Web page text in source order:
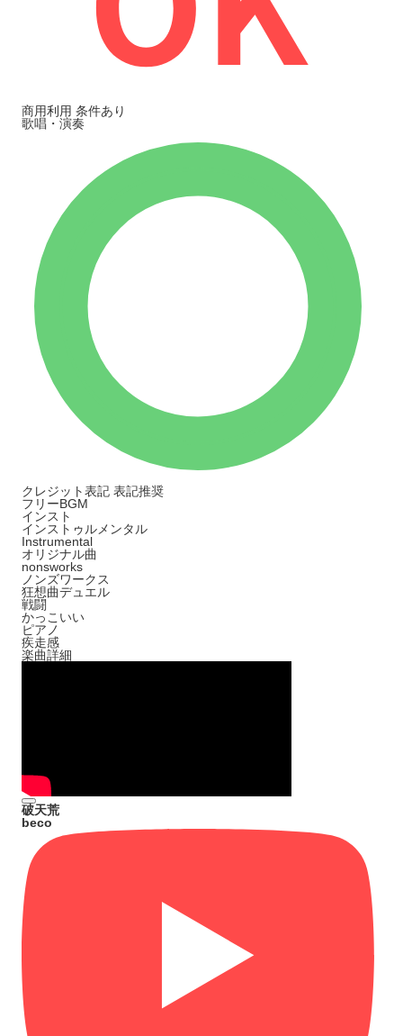
商用利用 条件あり
歌唱・演奏
クレジット表記 表記推奨
フリーBGM
インスト
インストゥルメンタル
Instrumental
オリジナル曲
nonsworks
ノンズワークス
狂想曲デュエル
戦闘
かっこいい
ピアノ
疾走感
楽曲詳細
破天荒
beco